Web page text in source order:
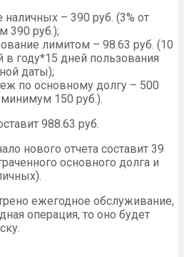
наличных – 390 руб. (3% от
390 руб.);
лимитом – 98.63 руб. (10
в году*15 дней пользования
даты);
по основному долгу – 500
150 руб.).
988.63 руб.
нового отчета составит 39
основного долга и
ежегодное обслуживание,
операция, то оно будет